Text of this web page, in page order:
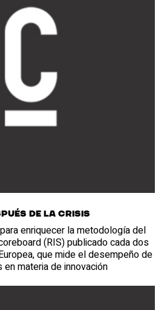
de la crisis
enriquecer la metodología del
(RIS) publicado cada dos
que mide el desempeño de
materia de innovación